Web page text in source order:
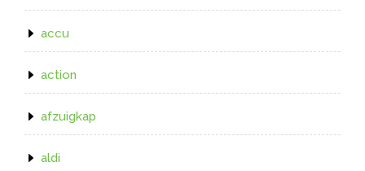
accu
action
afzuigkap
aldi